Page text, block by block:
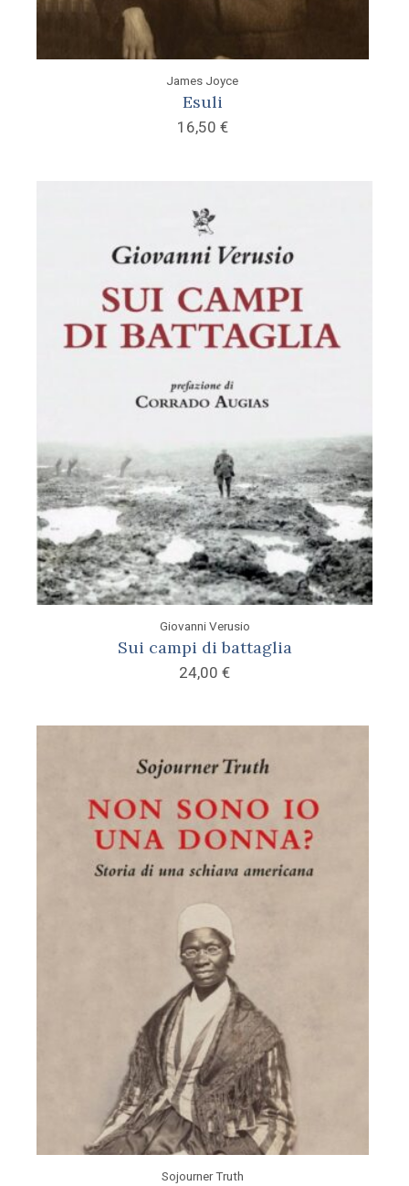
James Joyce
Esuli
16,50 €
Giovanni Verusio
Sui campi di battaglia
24,00 €
Sojourner Truth